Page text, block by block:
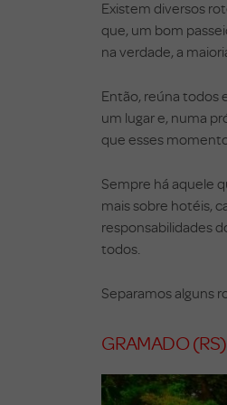
Existem diversos
que, um bom
na verdade, a
Então, reúna todos
um lugar e, numa
que esses
Sempre há aquele
mais sobre hotéis,
responsabilidades
todos.
Separamos alguns
GRAMADO (RS)